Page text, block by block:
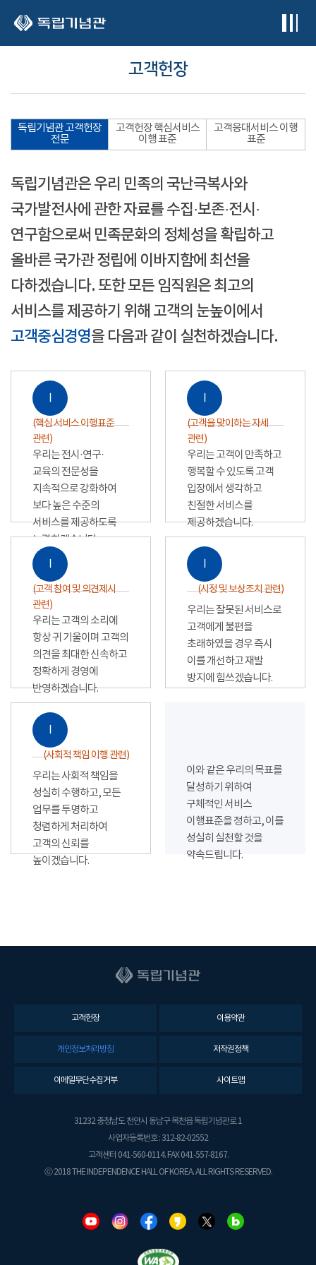
고객헌장
독립기념관 고객헌장
전문
고객헌장 핵심서비스
이행 표준
고객응대서비스 이행
표준
독립기념관은 우리 민족의 국난극복사와
국가발전사에 관한 자료를 수집·보존·전시·
연구함으로써 민족문화의 정체성을 확립하고
올바른 국가관 정립에 이바지함에 최선을
다하겠습니다. 또한 모든 임직원은 최고의
서비스를 제공하기 위해 고객의 눈높이에서
고객중심경영을 다음과 같이 실천하겠습니다.
Ⅰ
(핵심 서비스 이행표준
관련)
우리는 전시·연구·
교육의 전문성을
지속적으로 강화하여
보다 높은 수준의
서비스를 제공하도록
노력하겠습니다.
Ⅰ
(고객을 맞이하는 자세
관련)
우리는 고객이 만족하고
행복할 수 있도록 고객
입장에서 생각하고
친절한 서비스를
제공하겠습니다.
Ⅰ
(고객 참여 및 의견제시
관련)
우리는 고객의 소리에
항상 귀 기울이며 고객의
의견을 최대한 신속하고
정확하게 경영에
반영하겠습니다.
Ⅰ
(시정 및 보상조치 관련)
우리는 잘못된 서비스로
고객에게 불편을
초래하였을 경우 즉시
이를 개선하고 재발
방지에 힘쓰겠습니다.
Ⅰ
(사회적 책임 이행 관련)
우리는 사회적 책임을
성실히 수행하고, 모든
업무를 투명하고
청렴하게 처리하여
고객의 신뢰를
높이겠습니다.
이와 같은 우리의 목표를
달성하기 위하여
구체적인 서비스
이행표준을 정하고, 이를
성실히 실천할 것을
약속드립니다.
고객헌장 이용약관
개인정보처리방침 저작권정책
이메일무단수집거부 사이트맵
31232 충청남도 천안시 동남구 목천읍 독립기념관로 1
사업자등록번호 : 312-82-02552
고객센터 041-560-0114. FAX 041-557-8167.
ⓒ 2018 THE INDEPENDENCE HALL OF KOREA. ALL RIGHTS RESERVED.